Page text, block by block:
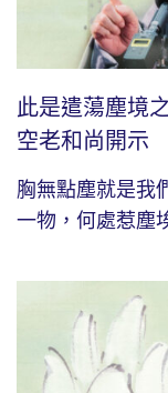
此是遣蕩塵境
空老和尚開示
胸無點塵就是我
一物，何處惹